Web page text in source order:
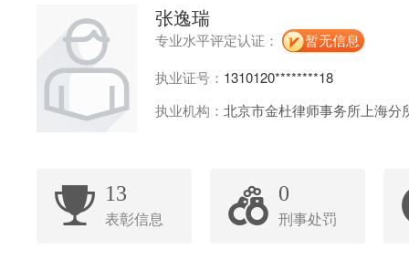
张逸瑞
专业水平评定认证：
暂无信息
执业证号： 1310120********18
执业机构： 北京市金杜律师事务所上海分
13
表彰信息
0
刑事处罚